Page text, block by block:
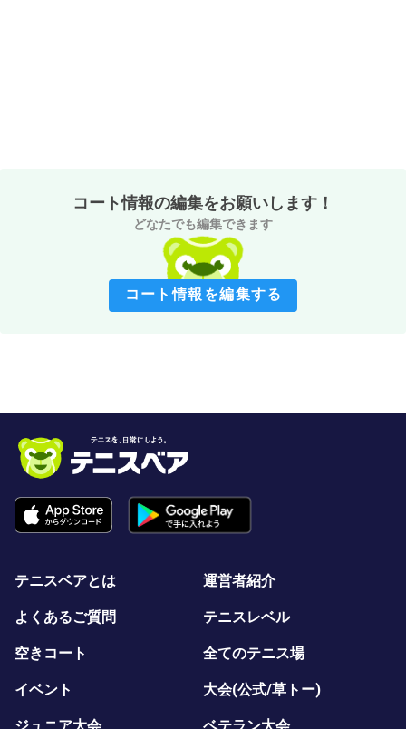
コート情報の編集をお願いします！
どなたでも編集できます
コート情報を編集する
テニスベアとは 運営者紹介
よくあるご質問 テニスレベル
空きコート 全てのテニス場
イベント 大会(公式/草トー)
ジュニア大会 ベテラン大会